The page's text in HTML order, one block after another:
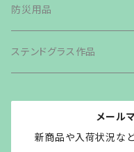
帆布生地商品
その他商品
ライト・ランタン・ランプ
カトラリー
クッカー
バッグ類
防災用品
ステンドグラス作品
オイルランプシェードvaloa
メール
新商品や入荷状況な